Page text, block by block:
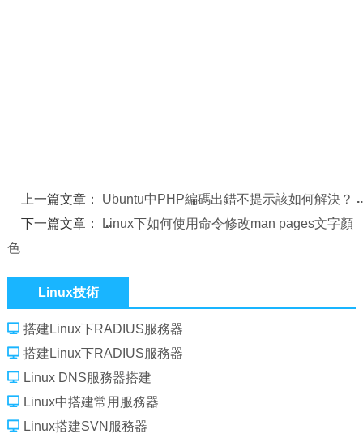
上一篇文章： Ubuntu中PHP編碼出錯不提示該如何解決？
下一篇文章：
Linux下如何使用命令修改man pages文字顏
色
Linux技術
搭建Linux下RADIUS服務器
搭建Linux下RADIUS服務器
Linux DNS服務器搭建
Linux中搭建常用服務器
Linux搭建SVN服務器